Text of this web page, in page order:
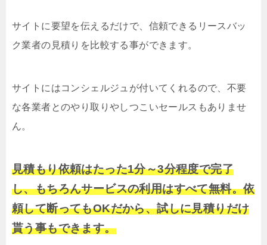
サイトに要望を伝えるだけで、信頼できるリースバッ
ク業者の見積りを比較する事ができます。
サイトにはコンシェルジュが付いてくれるので、不要
な各業者とのやり取りやしつこいセールスもありませ
ん。
見積もり依頼はたった1分～3分程度で完了
し、もちろんサービスの利用はすべて無料。依
頼して断ってもOKだから、試しに見積りだけ
貰う事もできます。